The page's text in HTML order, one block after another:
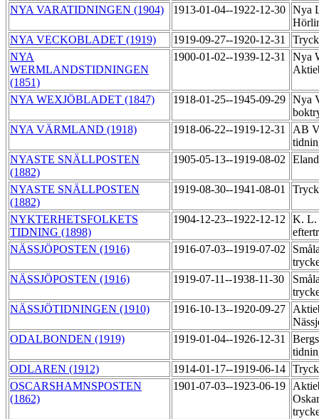
NYA VARATIDNINGEN (1904)
1913-01-04--1922-12-30 Nya
NYA VECKOBLADET (1919)
1919-09-27--1920-12-31
NYA
WERMLANDSTIDNINGEN
(1851)
1900-01-02--1939-12-31
Nya
NYA WEXJÖBLADET (1847) 1918-01-25--1945-09-29 Nya
NYA VÄRMLAND (1918)
1918-06-22--1919-12-31
AB
NYASTE SNÄLLPOSTEN
(1882)
1905-05-13--1919-08-02
NYASTE SNÄLLPOSTEN
(1882)
1919-08-30--1941-08-01
NYKTERHETSFOLKETS
TIDNING (1898)
1904-12-23--1922-12-12
K. L.
NÄSSJÖPOSTEN (1916)
1916-07-03--1919-07-02
NÄSSJÖPOSTEN (1916)
1919-07-11--1938-11-30
NÄSSJÖTIDNINGEN (1910)
1916-10-13--1920-09-27
ODALBONDEN (1919)
1919-01-04--1926-12-31
ODLAREN (1912)
1914-01-17--1919-06-14
OSCARSHAMNSPOSTEN
(1862)
1901-07-03--1923-06-19